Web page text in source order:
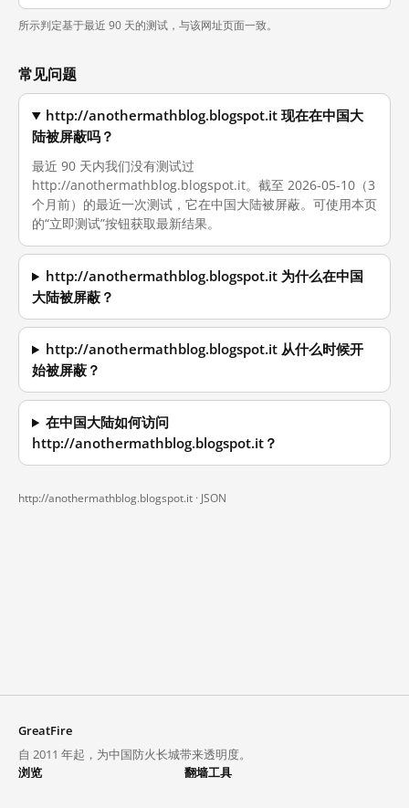
所示判定基于最近 90 天的测试，与该网址页面一致。
常见问题
http://anothermathblog.blogspot.it 现在在中国大
陆被屏蔽吗？
最近 90 天内我们没有测试过
http://anothermathblog.blogspot.it。截至 2026-05-10（3
个月前）的最近一次测试，它在中国大陆被屏蔽。可使用本页
的“立即测试”按钮获取最新结果。
http://anothermathblog.blogspot.it 为什么在中国
大陆被屏蔽？
http://anothermathblog.blogspot.it 从什么时候开
始被屏蔽？
在中国大陆如何访问
http://anothermathblog.blogspot.it？
http://anothermathblog.blogspot.it · JSON
GreatFire
自 2011 年起，为中国防火长城带来透明度。
浏览
翻墙工具